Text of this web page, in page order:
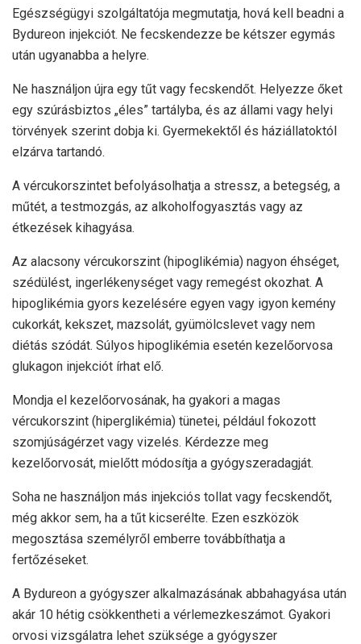
Egészségügyi szolgáltatója megmutatja, hová kell beadni a
Bydureon injekciót. Ne fecskendezze be kétszer egymás
után ugyanabba a helyre.
Ne használjon újra egy tűt vagy fecskendőt. Helyezze őket
egy szúrásbiztos „éles” tartályba, és az állami vagy helyi
törvények szerint dobja ki. Gyermekektől és háziállatoktól
elzárva tartandó.
A vércukorszintet befolyásolhatja a stressz, a betegség, a
műtét, a testmozgás, az alkoholfogyasztás vagy az
étkezések kihagyása.
Az alacsony vércukorszint (hipoglikémia) nagyon éhséget,
szédülést, ingerlékenységet vagy remegést okozhat. A
hipoglikémia gyors kezelésére egyen vagy igyon kemény
cukorkát, kekszet, mazsolát, gyümölcslevet vagy nem
diétás szódát. Súlyos hipoglikémia esetén kezelőorvosa
glukagon injekciót írhat elő.
Mondja el kezelőorvosának, ha gyakori a magas
vércukorszint (hiperglikémia) tünetei, például fokozott
szomjúságérzet vagy vizelés. Kérdezze meg
kezelőorvosát, mielőtt módosítja a gyógyszeradagját.
Soha ne használjon más injekciós tollat ​​vagy fecskendőt,
még akkor sem, ha a tűt kicserélte. Ezen eszközök
megosztása személyről emberre továbbíthatja a
fertőzéseket.
A Bydureon a gyógyszer alkalmazásának abbahagyása után
akár 10 hétig csökkentheti a vérlemezkeszámot. Gyakori
orvosi vizsgálatra lehet szüksége a gyógyszer